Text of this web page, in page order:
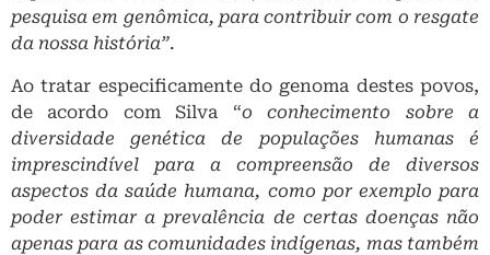
pesquisa em genômica, para contribuir com o resgate
da nossa história”.
Ao tratar especificamente do genoma destes povos,
de acordo com Silva “o conhecimento sobre a
diversidade genética de populações humanas é
imprescindível para a compreensão de diversos
aspectos da saúde humana, como por exemplo para
poder estimar a prevalência de certas doenças não
apenas para as comunidades indígenas, mas também